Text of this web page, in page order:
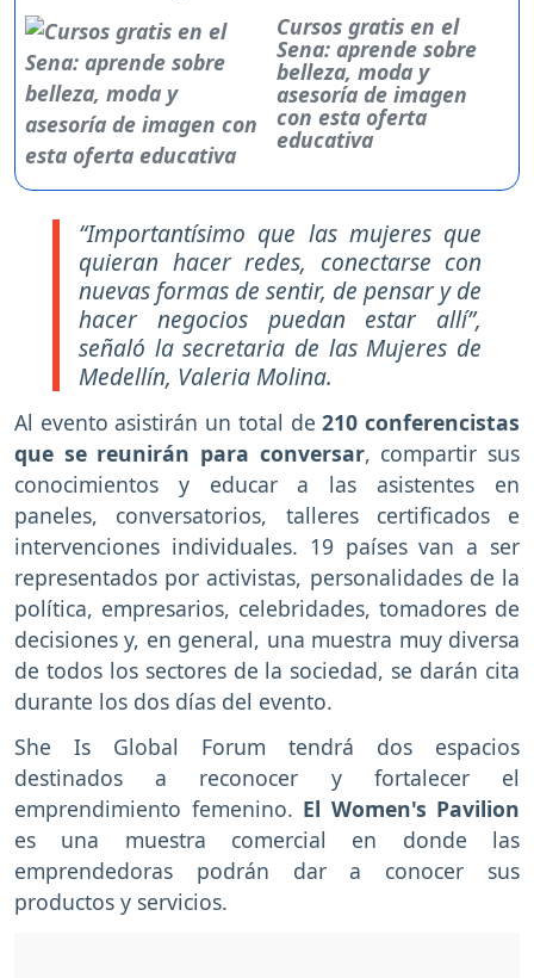
Cursos gratis en el
Sena: aprende sobre
belleza, moda y
asesoría de imagen
con esta oferta
educativa
“Importantísimo que las mujeres que
quieran hacer redes, conectarse con
nuevas formas de sentir, de pensar y de
hacer negocios puedan estar allí”,
señaló la secretaria de las Mujeres de
Medellín, Valeria Molina.
Al evento asistirán un total de 210 conferencistas
que se reunirán para conversar, compartir sus
conocimientos y educar a las asistentes en
paneles, conversatorios, talleres certificados e
intervenciones individuales. 19 países van a ser
representados por activistas, personalidades de la
política, empresarios, celebridades, tomadores de
decisiones y, en general, una muestra muy diversa
de todos los sectores de la sociedad, se darán cita
durante los dos días del evento.
She Is Global Forum tendrá dos espacios
destinados a reconocer y fortalecer el
emprendimiento femenino. El Women's Pavilion
es una muestra comercial en donde las
emprendedoras podrán dar a conocer sus
productos y servicios.